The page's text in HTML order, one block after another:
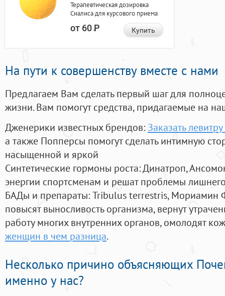
Терапевтическая дозировка
Сиалиса для курсового приема
от 60Р Купить
На пути к совершенству вместе с нами
Предлагаем Вам сделать первый шаг для
жизни. Вам помогут средства, придагаемые на
Дженерики известных брендов: Заказать
а также Попперсы помогут сделать интимную
насыщенной и яркой
Синтетические гормоны роста: Динатроп,
энергии спортсменам и решат проблемы
БАДы и препараты:Tribulus terrestris, Мориамин
повысят выносливость организма, вернут
работу многих внутренних органов, омолодят
женщин в чем разница.
Несколько причино объясняющих
именно у нас?